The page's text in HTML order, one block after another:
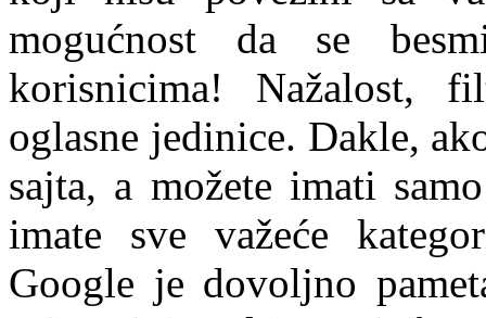
mogućnost da se
korisnicima! Nažalost,
oglasne jedinice. Dakle,
sajta, a možete imati
imate sve važeće
Google je dovoljno